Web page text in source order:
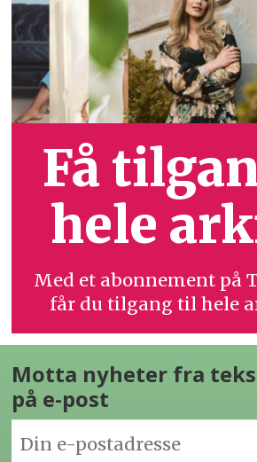
Få
hele
Med et abonnement på
får du tilgang til hele
Motta nyheter fra
på e-post